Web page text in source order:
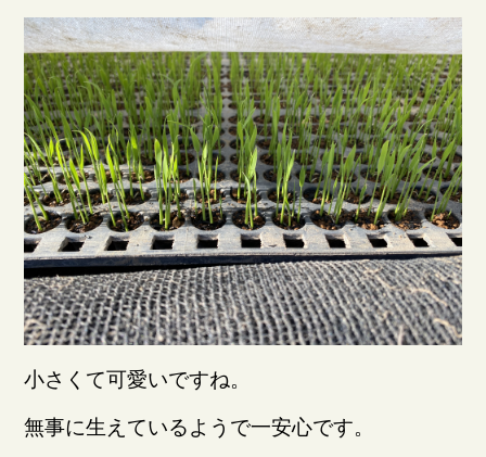
小さくて可愛いですね。
無事に生えているようで一安心です。